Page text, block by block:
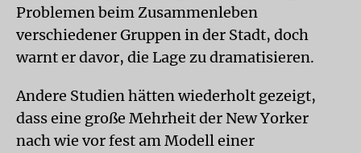
Problemen beim Zusammenleben
verschiedener Gruppen in der Stadt, doch
warnt er davor, die Lage zu dramatisieren.
Andere Studien hätten wiederholt gezeigt,
dass eine große Mehrheit der New Yorker
nach wie vor fest am Modell einer